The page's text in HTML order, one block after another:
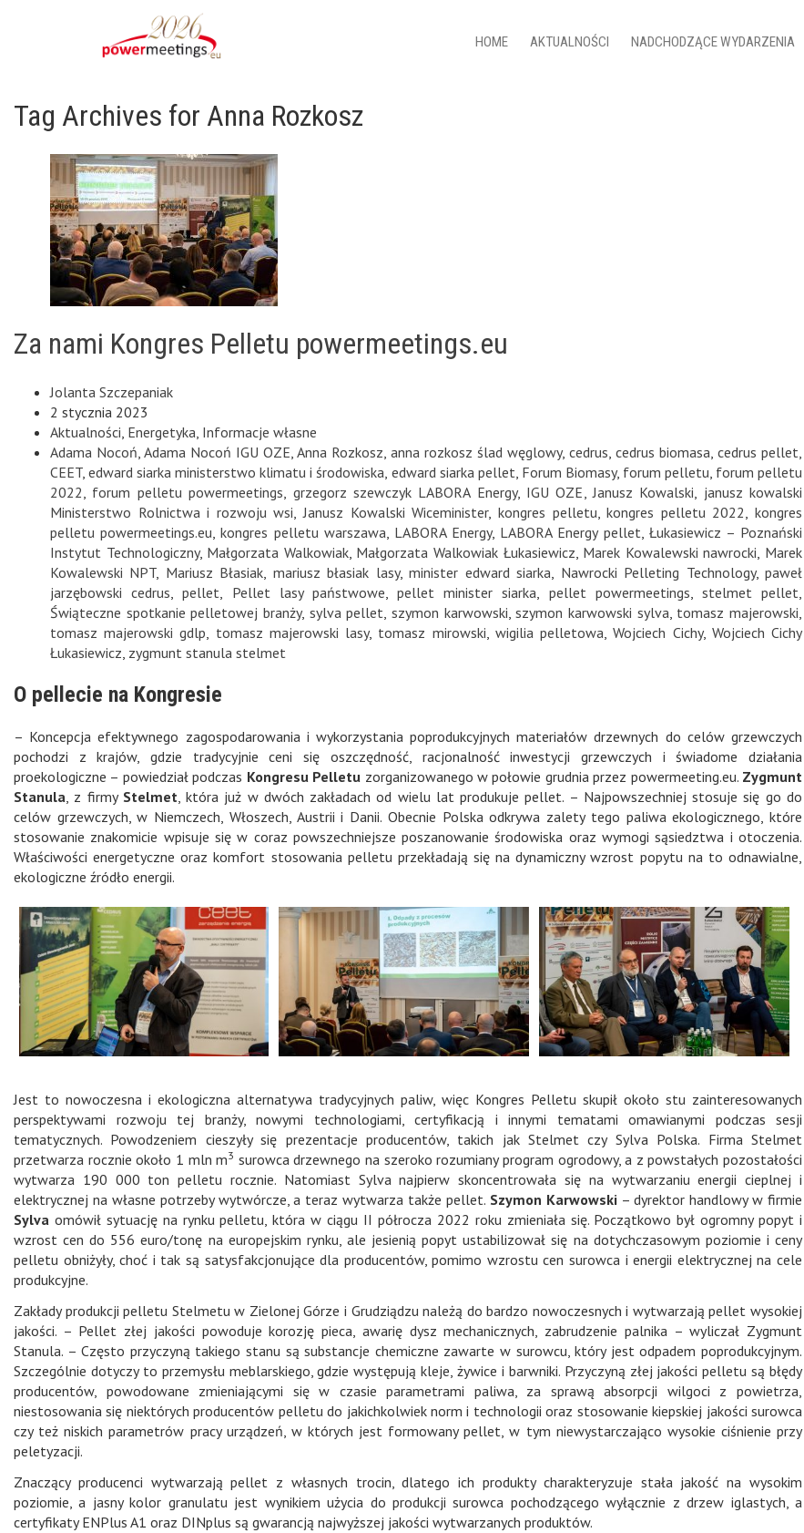
HOME AKTUALNOŚCI NADCHODZĄCE WYDARZENIA
Tag Archives for Anna Rozkosz
Za nami Kongres Pelletu powermeetings.eu
Jolanta Szczepaniak
2 stycznia 2023
Aktualności Energetyka Informacje własne
Adama Nocoń Adama Nocoń IGU OZE Anna Rozkosz anna rozkosz ślad węglowy, cedrus cedrus biomasa cedrus pellet
CEET,edward siarka ministerstwo klimatu i środowiska edward siarka pellet Forum Biomasy, forum pelletu forum pelletu
2022
forum pelletu powermeetings grzegorz szewczyk LABORA Energy, IGU OZE Janusz Kowalski
janusz kowalski
Ministerstwo Rolnictwa i rozwoju wsi ,Janusz Kowalski Wiceminister, kongres pelletu ,kongres pelletu 2022 ,kongres
pelletu powermeetings.eu ,kongres pelletu warszawa LABORA Energy, LABORA Energy pellet Łukasiewicz – Poznański
Instytut Technologiczny, Małgorzata Walkowiak, Małgorzata Walkowiak Łukasiewicz Marek Kowalewski nawrocki Marek
Kowalewski NPT, Mariusz Błasiak mariusz błasiak lasy,minister edward siarka Nawrocki Pelleting Technology,paweł
jarzębowski cedrus ,pellet Pellet lasy państwowe ,pellet minister siarka pellet powermeetings stelmet pellet
Świąteczne spotkanie pelletowej branży, sylva pellet ,szymon karwowski ,szymon karwowski sylva tomasz majerowski
tomasz majerowski gdlp
tomasz majerowski lasy, tomasz mirowski wigilia pelletowa ,Wojciech Cichy, Wojciech Cichy
Łukasiewicz zygmunt stanula stelmet
O pellecie na Kongresie
– Koncepcja efektywnego zagospodarowania i wykorzystania poprodukcyjnych materiałów drzewnych do celów grzewczych
pochodzi z krajów, gdzie tradycyjnie ceni się oszczędność, racjonalność inwestycji grzewczych i świadome działania
proekologiczne – powiedział podczas Kongresu Pelletu zorganizowanego w połowie grudnia przez powermeeting.eu. Zygmunt
Stanula , z firmy Stelmet , która już w dwóch zakładach od wielu lat produkuje pellet. – Najpowszechniej stosuje się go do
celów grzewczych, w Niemczech, Włoszech, Austrii i Danii. Obecnie Polska odkrywa zalety tego paliwa ekologicznego, które
stosowanie znakomicie wpisuje się w coraz powszechniejsze poszanowanie środowiska oraz wymogi sąsiedztwa i otoczenia.
Właściwości energetyczne oraz komfort stosowania pelletu przekładają się na dynamiczny wzrost popytu na to odnawialne,
ekologiczne źródło energii.
Jest to nowoczesna i ekologiczna alternatywa tradycyjnych paliw, więc Kongres Pelletu skupił około stu zainteresowanych
perspektywami rozwoju tej branży, nowymi technologiami, certyfikacją i innymi tematami omawianymi podczas sesji
tematycznych. Powodzeniem cieszyły się prezentacje producentów, takich jak Stelmet czy Sylva Polska. Firma Stelmet
przetwarza rocznie około 1 mln m3 surowca drzewnego na szeroko rozumiany program ogrodowy, a z powstałych pozostałości
wytwarza 190 000 ton pelletu rocznie. Natomiast Sylva najpierw skoncentrowała się na wytwarzaniu energii cieplnej i
elektrycznej na własne potrzeby wytwórcze, a teraz wytwarza także pellet. Szymon Karwowski– dyrektor handlowy w firmie
Sylva omówił sytuację na rynku pelletu, która w ciągu II półrocza 2022 roku zmieniała się. Początkowo był ogromny popyt i
wzrost cen do 556 euro/tonę na europejskim rynku, ale jesienią popyt ustabilizował się na dotychczasowym poziomie i ceny
pelletu obniżyły, choć i tak są satysfakcjonujące dla producentów, pomimo wzrostu cen surowca i energii elektrycznej na cele
produkcyjne.
Zakłady produkcji pelletu Stelmetu w Zielonej Górze i Grudziądzu należą do bardzo nowoczesnych i wytwarzają pellet wysokiej
jakości. – Pellet złej jakości powoduje korozję pieca, awarię dysz mechanicznych, zabrudzenie palnika – wyliczał Zygmunt
Stanula. – Często przyczyną takiego stanu są substancje chemiczne zawarte w surowcu, który jest odpadem poprodukcyjnym.
Szczególnie dotyczy to przemysłu meblarskiego, gdzie występują kleje, żywice i barwniki. Przyczyną złej jakości pelletu są błędy
producentów, powodowane zmieniającymi się w czasie parametrami paliwa, za sprawą absorpcji wilgoci z powietrza,
niestosowania się niektórych producentów pelletu do jakichkolwiek norm i technologii oraz stosowanie kiepskiej jakości surowca
czy też niskich parametrów pracy urządzeń, w których jest formowany pellet, w tym niewystarczająco wysokie ciśnienie przy
peletyzacji.
Znaczący producenci wytwarzają pellet z własnych trocin, dlatego ich produkty charakteryzuje stała jakość na wysokim
poziomie, a jasny kolor granulatu jest wynikiem użycia do produkcji surowca pochodzącego wyłącznie z drzew iglastych, a
certyfikaty ENPlus A1 oraz DINplus są gwarancją najwyższej jakości wytwarzanych produktów.